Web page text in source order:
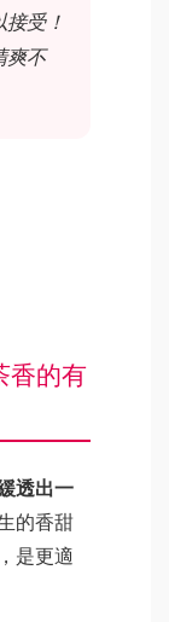
接受！
爽不
香的有
透出一
的香甜
是更適